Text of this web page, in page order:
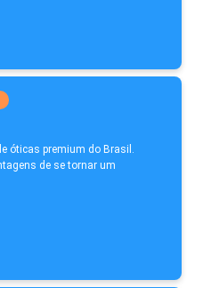
óticas premium do Brasil.
de se tornar um